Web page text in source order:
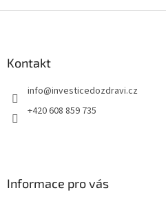
Kontakt
info@investicedozdravi.cz
+420 608 859 735
Informace pro vás